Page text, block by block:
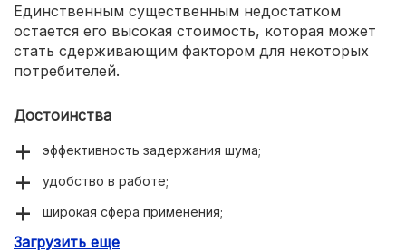
Единственным существенным недостатком
остается его высокая стоимость, которая может
стать сдерживающим фактором для некоторых
потребителей.
Достоинства
эффективность задержания шума;
удобство в работе;
широкая сфера применения;
гидроизоляционные свойства.
Загрузить еще